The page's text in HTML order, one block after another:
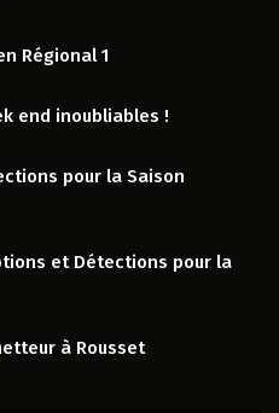
Régional 1
end inoubliables !
pour la Saison
et Détections pour la
à Rousset